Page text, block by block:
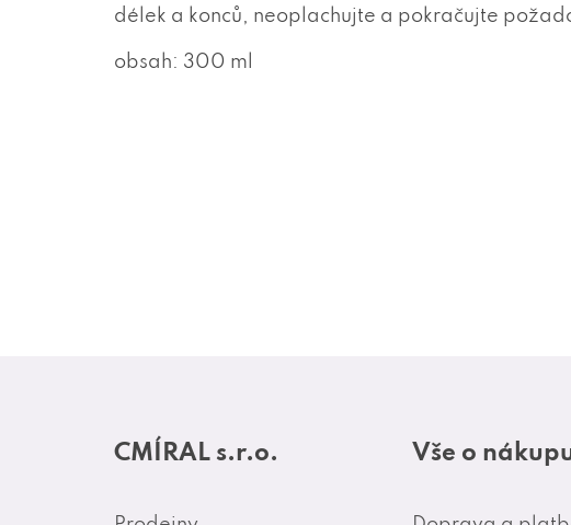
délek a konců, neoplachujte a pokračujte
obsah: 300 ml
CMÍRAL s.r.o. Vše o